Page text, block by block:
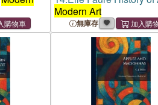
Modern Art
無庫存